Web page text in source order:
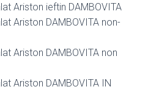
Ariston ieftin DAMBOVITA
Ariston DAMBOVITA non-
Ariston DAMBOVITA non
Ariston DAMBOVITA IN